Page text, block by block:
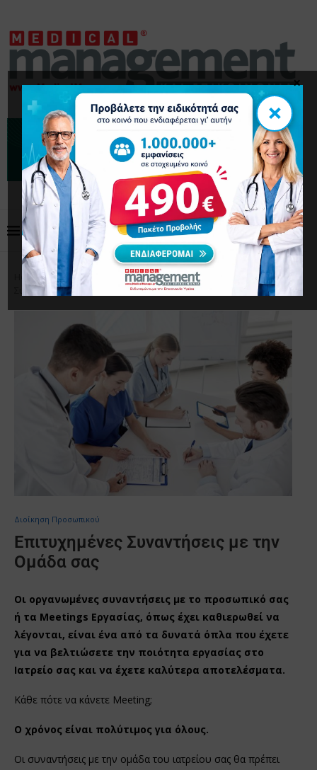
Home Διοίκηση Προσωπικού
Επιτυχημένες
Συναντήσεις με την Ομάδα σας
Διοίκηση Προσωπικού
Επιτυχημένες Συναντήσεις με την
Ομάδα σας
Οι οργανωμένες συναντήσεις με το προσωπικό σας
ή τα Meetings Εργασίας, όπως έχει καθιερωθεί να
λέγονται, είναι ένα από τα δυνατά όπλα που έχετε
για να βελτιώσετε την ποιότητα εργασίας στο
Ιατρείο σας και να έχετε καλύτερα αποτελέσματα.
Κάθε πότε να κάνετε Meeting;
Ο χρόνος είναι πολύτιμος για όλους.
Οι συναντήσεις με την ομάδα του ιατρείου σας θα πρέπει
×
×